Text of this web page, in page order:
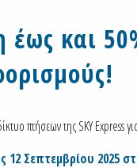
και
πτήσεων της SKY Express
Σεπτεμβρίου 2025